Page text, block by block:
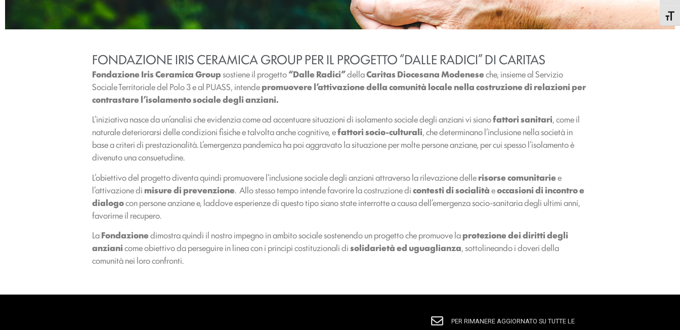
FONDAZIONE IRIS CERAMICA GROUP PER IL PROGETTO “DALLE RADICI” DI CARITAS
Fondazione Iris Ceramica Groupsostiene il progetto“Dalle Radici”dellaCaritas Diocesana Modeneseche, insieme al Servizio
Sociale Territoriale del Polo 3 e al PUASS, intendepromuovere l’attivazione della comunità locale nella costruzione di relazioni per
contrastare l’isolamento sociale degli anziani.
L’iniziativa nasce da un’analisi che evidenzia come ad accentuare situazioni di isolamento sociale degli anziani vi sianofattori sanitari, come il
naturale deteriorarsi delle condizioni fisiche e talvolta anche cognitive, efattori socio-culturali, che determinano l’inclusione nella società in
base a criteri di prestazionalità. L’emergenza pandemica ha poi aggravato la situazione per molte persone anziane, per cui spesso l’isolamento è
divenuto una consuetudine.
L’obiettivo del progetto diventa quindi promuovere l’inclusione sociale degli anziani attraverso la rilevazione dellerisorse comunitariee
l’attivazione di misure di prevenzione. Allo stesso tempo intende favorire la costruzione dicontesti di socialitàeoccasioni di incontro e
dialogocon persone anziane e, laddove esperienze di questo tipo siano state interrotte a causa dell’emergenza socio-sanitaria degli ultimi anni,
favorirne il recupero.
LaFondazionedimostra quindi il nostro impegno in ambito sociale sostenendo un progetto che promuove laprotezione dei diritti degli
anzianicome obiettivo da perseguire in linea con i principi costituzionali disolidarietà ed uguaglianza, sottolineando i doveri della
comunità nei loro confronti.
PER RIMANERE AGGIORNATO SU TUTTE LE